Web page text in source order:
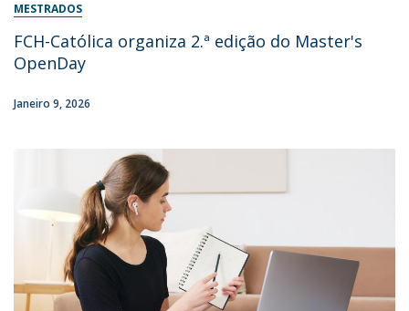
MESTRADOS
FCH-Católica organiza 2.ª edição do Master's
OpenDay
Janeiro 9, 2026